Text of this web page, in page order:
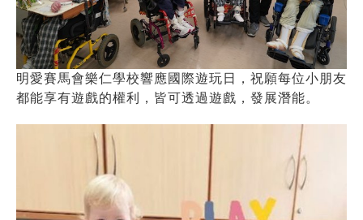
明愛賽馬會樂仁學校響應國際遊玩日，祝願每位小朋友
都能享有遊戲的權利，皆可透過遊戲，發展潛能。